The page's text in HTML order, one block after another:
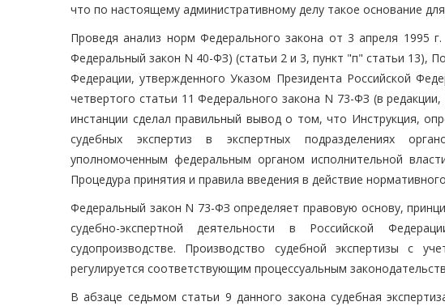
что по настоящему административному делу такое основание
Проведя анализ норм Федерального закона от 3 апреля 1995
Федеральный закон N 40-ФЗ) (статьи 2 и 3, пункт "п" статьи 13),
Федерации, утвержденного Указом Президента Российской
четвертого статьи 11 Федерального закона N 73-ФЗ (в
инстанции сделал правильный вывод о том, что Инструкция,
судебных экспертиз в экспертных подразделениях
уполномоченным федеральным органом исполнительной
Процедура принятия и правила введения в действие
Федеральный закон N 73-ФЗ определяет правовую основу,
судебно-экспертной деятельности в Российской
судопроизводстве. Производство судебной экспертизы с
регулируется соответствующим процессуальным
В абзаце седьмом статьи 9 данного закона судебная